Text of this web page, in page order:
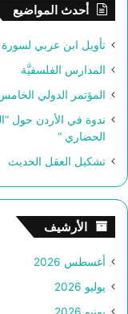
أحدث المواضيع
تأويل ابن عربي
المدارس الفلسفيَّة
المؤتمر الدولي
ندوة في الأردن حول
الحضاري “
تشكيل العقل الحديث
الأرشيف
أغسطس 2026
يوليو 2026
يونيو 2026